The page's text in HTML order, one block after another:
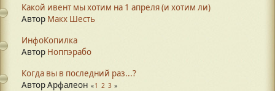
Какой ивент мы хотим на 1 апреля (и хотим ли)
Автор Макх Шесть
ИнфоКопилка
Автор Ноппэрабо
Когда вы в последний раз...?
Автор Арфалеон
1 2 3